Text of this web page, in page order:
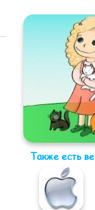
Также есть